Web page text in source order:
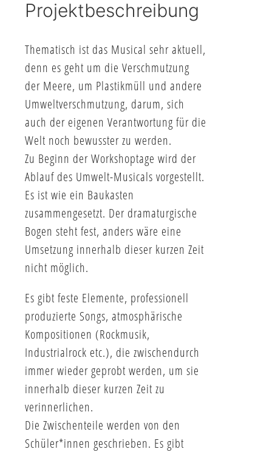
Projektbeschreibung
Thematisch ist das Musical sehr aktuell,
denn es geht um die Verschmutzung
der Meere, um Plastikmüll und andere
Umweltverschmutzung, darum, sich
auch der eigenen Verantwortung für die
Welt noch bewusster zu werden.
Zu Beginn der Workshoptage wird der
Ablauf des Umwelt-Musicals vorgestellt.
Es ist wie ein Baukasten
zusammengesetzt. Der dramaturgische
Bogen steht fest, anders wäre eine
Umsetzung innerhalb dieser kurzen Zeit
nicht möglich.
Es gibt feste Elemente, professionell
produzierte Songs, atmosphärische
Kompositionen (Rockmusik,
Industrialrock etc.), die zwischendurch
immer wieder geprobt werden, um sie
innerhalb dieser kurzen Zeit zu
verinnerlichen.
Die Zwischenteile werden von den
Schüler*innen geschrieben. Es gibt